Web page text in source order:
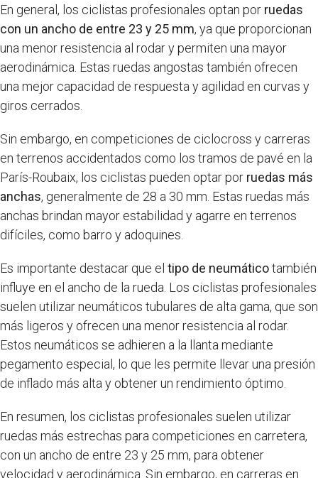
En general, los ciclistas profesionales optan por ruedas
con un ancho de entre 23 y 25 mm, ya que proporcionan
una menor resistencia al rodar y permiten una mayor
aerodinámica. Estas ruedas angostas también ofrecen
una mejor capacidad de respuesta y agilidad en curvas y
giros cerrados.
Sin embargo, en competiciones de ciclocross y carreras
en terrenos accidentados como los tramos de pavé en la
París-Roubaix, los ciclistas pueden optar por ruedas más
anchas, generalmente de 28 a 30 mm. Estas ruedas más
anchas brindan mayor estabilidad y agarre en terrenos
difíciles, como barro y adoquines.
Es importante destacar que el tipo de neumáticotambién
influye en el ancho de la rueda. Los ciclistas profesionales
suelen utilizar neumáticos tubulares de alta gama, que son
más ligeros y ofrecen una menor resistencia al rodar.
Estos neumáticos se adhieren a la llanta mediante
pegamento especial, lo que les permite llevar una presión
de inflado más alta y obtener un rendimiento óptimo.
En resumen, los ciclistas profesionales suelen utilizar
ruedas más estrechas para competiciones en carretera,
con un ancho de entre 23 y 25 mm, para obtener
velocidad y aerodinámica. Sin embargo, en carreras en